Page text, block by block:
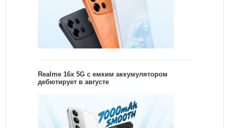
Realme 16x 5G с емким аккумулятором
дебютирует в августе